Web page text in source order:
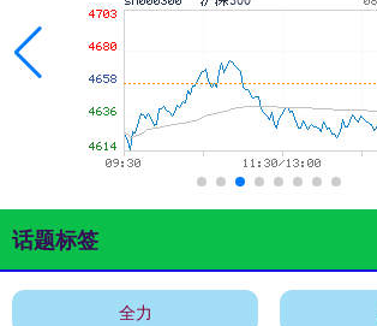
话题标签
全力